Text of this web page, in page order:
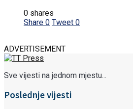
0 shares
Share 0 Tweet 0
ADVERTISEMENT
Sve vijesti na jednom mjestu...
Poslednje vijesti